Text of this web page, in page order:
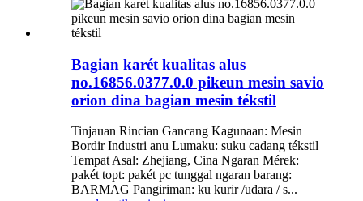
Bagian karét kualitas alus
no.16856.0377.0.0 pikeun mesin savio
orion dina bagian mesin tékstil
Tinjauan Rincian Gancang Kagunaan: Mesin
Bordir Industri anu Lumaku: suku cadang tékstil
Tempat Asal: Zhejiang, Cina Ngaran Mérek:
pakét topt: pakét pc tunggal ngaran barang:
BARMAG Pangiriman: ku kurir /udara / s...